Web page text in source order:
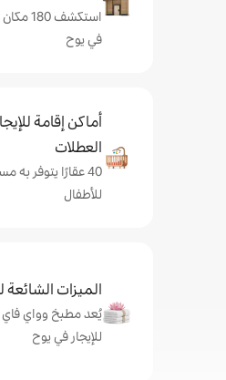
في يوح
أماكن إقامة
العطلات
40 عقارًا يتوفر
للأطفال
الميزات
يُعد مطبخ وواي فاي
للإيجار في يوح